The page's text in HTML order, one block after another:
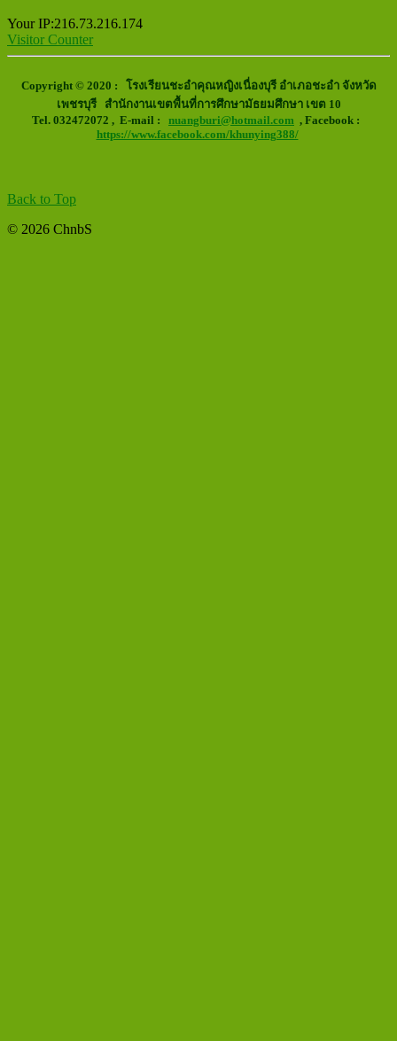
Your IP:216.73.216.174
Visitor Counter
Copyright © 2020 : โรงเรียนชะอำคุณหญิงเนื่องบุรี อำเภอชะอำ จังหวัด
เพชรบุรี สำนักงานเขตพื้นที่การศึกษามัธยมศึกษา เขต 10
Tel. 032472072 , E-mail : nuangburi@hotmail.com , Facebook :
https://www.facebook.com/khunying388/
Back to Top
© 2026 ChnbS